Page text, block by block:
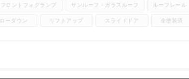
フロントフォグランプ サンルーフ・ガラスルーフ ルーフレール
ローダウン リフトアップ スライドドア 全塗装済